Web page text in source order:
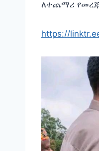
ለተጨማሪ
https://